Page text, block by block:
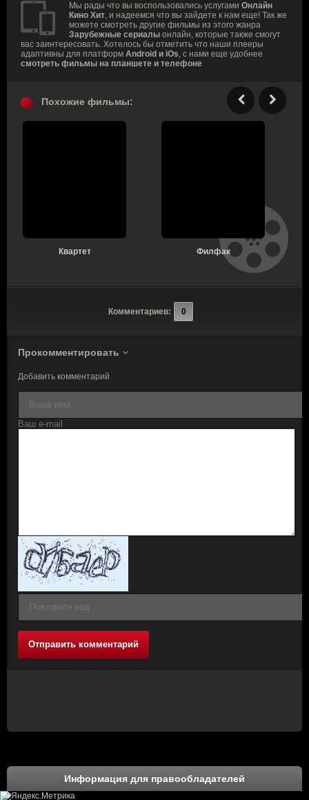
Мы рады что вы воспользовались услугами Онлайн
Кино Хит, и надеемся что вы зайдете к нам еще! Так же
можете смотреть другие фильмы из этого жанра
Зарубежные сериалы онлайн, которые также смогут
вас заинтересовать. Хотелось бы отметить что наши плееры
адаптивны для платформ Android и iOs, с нами еще удобнее
смотреть фильмы на планшете и телефоне
Похожие фильмы:
Квартет Филфак
Комментариев: 0
Прокомментировать
Добавить комментарий
Отправить комментарий
Информация для правообладателей